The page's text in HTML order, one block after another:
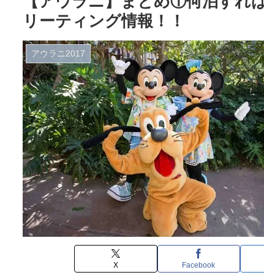
リーティング情報！！
アウラニ2017
X Facebook